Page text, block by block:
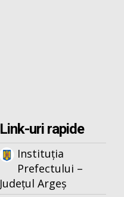
Link-uri rapide
Instituția
Prefectului –
Județul Argeș